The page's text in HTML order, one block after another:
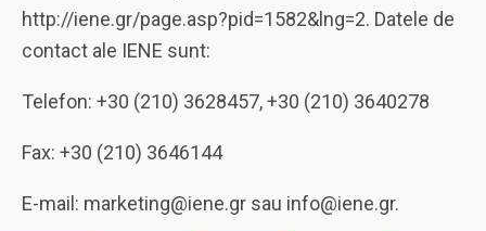
http://iene.gr/page.asp?pid=1582&lng=2. Datele de
contact ale IENE sunt:
Telefon: +30 (210) 3628457, +30 (210) 3640278
Fax: +30 (210) 3646144
E-mail: marketing@iene.gr sau info@iene.gr.